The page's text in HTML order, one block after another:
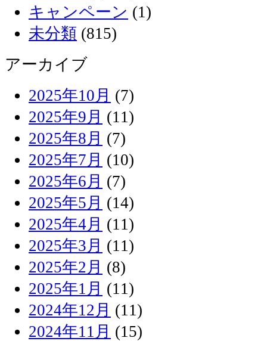
キャンペーン (1)
未分類 (815)
アーカイブ
2025年10月 (7)
2025年9月 (11)
2025年8月 (7)
2025年7月 (10)
2025年6月 (7)
2025年5月 (14)
2025年4月 (11)
2025年3月 (11)
2025年2月 (8)
2025年1月 (11)
2024年12月 (11)
2024年11月 (15)